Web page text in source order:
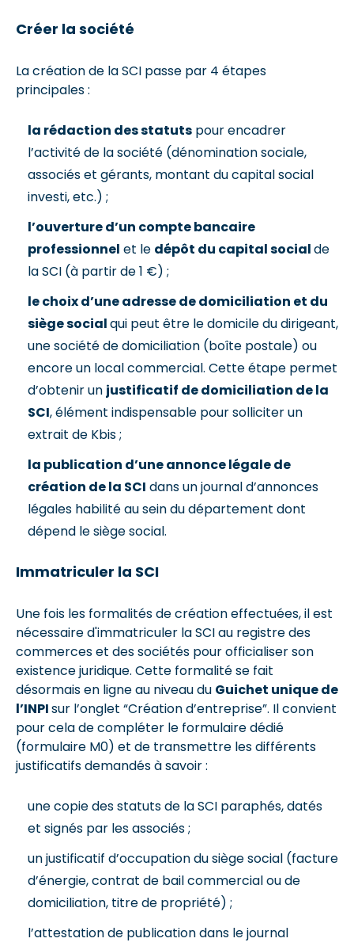
Créer la société
La création de la SCI passe par 4 étapes
principales :
la rédaction des statuts pour encadrer
l’activité de la société (dénomination sociale,
associés et gérants, montant du capital social
investi, etc.) ;
l’ouverture d’un compte bancaire
professionnel et le dépôt du capital socialde
la SCI (à partir de 1 €) ;
le choix d’une adresse de domiciliation et du
siège socialqui peut être le domicile du dirigeant,
une société de domiciliation (boîte postale) ou
encore un local commercial. Cette étape permet
d’obtenir un justificatif de domiciliation de la
SCI, élément indispensable pour solliciter un
extrait de Kbis ;
la publication d’une annonce légale de
création de la SCI dans un journal d’annonces
légales habilité au sein du département dont
dépend le siège social.
Immatriculer la SCI
Une fois les formalités de création effectuées, il est
nécessaire d'immatriculer la SCI au registre des
commerces et des sociétés pour officialiser son
existence juridique. Cette formalité se fait
désormais en ligne au niveau du Guichet unique de
l’INPIsur l’onglet “Création d’entreprise”. Il convient
pour cela de compléter le formulaire dédié
(formulaire M0) et de transmettre les différents
justificatifs demandés à savoir :
une copie des statuts de la SCI paraphés, datés
et signés par les associés ;
un justificatif d’occupation du siège social (facture
d’énergie, contrat de bail commercial ou de
domiciliation, titre de propriété) ;
l’attestation de publication dans le journal